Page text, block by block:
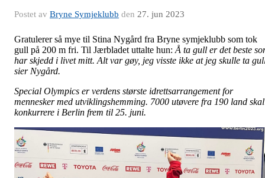
Postet av Bryne Symjeklubb den 27. jun 2023
Gratulerer så mye til Stina Nygård fra Bryne symjeklubb som tok
gull på 200 m fri. Til Jærbladet uttalte hun: Å ta gull er det beste
har skjedd i livet mitt. Alt var gøy, jeg visste ikke at jeg skulle ta
sier Nygård.
Special Olympics er verdens største idrettsarrangement for
mennesker med utviklingshemming. 7000 utøvere fra 190 land skal
konkurrere i Berlin frem til 25. juni.